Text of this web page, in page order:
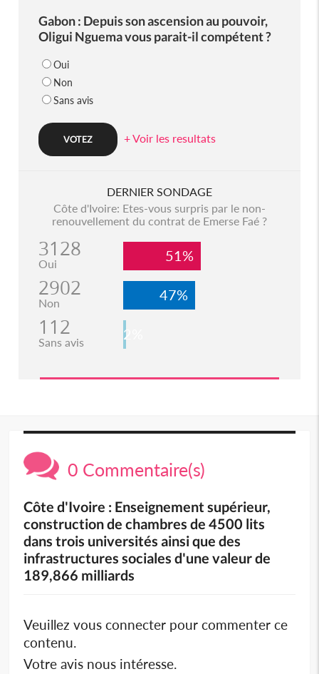
Gabon : Depuis son ascension au pouvoir,
Oligui Nguema vous parait-il compétent ?
Oui
Non
Sans avis
+ Voir les resultats
DERNIER SONDAGE
Côte d'Ivoire: Etes-vous surpris par le non-
renouvellement du contrat de Emerse Faé ?
3128
Oui 51%
2902
Non 47%
112
Sans avis 2%
0 Commentaire(s)
Côte d'Ivoire : Enseignement supérieur,
construction de chambres de 4500 lits
dans trois universités ainsi que des
infrastructures sociales d'une valeur de
189,866 milliards
Veuillez vous connecter pour commenter ce
contenu.
Votre avis nous intéresse.